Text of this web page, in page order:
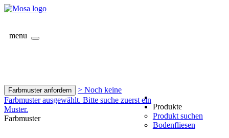
menu
Farbmuster anfordern
> Noch keine
Farbmuster ausgewählt. Bitte suche zuerst ein
Muster.
Farbmuster
Produkte
Produkt suchen
Bodenfliesen